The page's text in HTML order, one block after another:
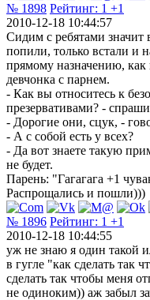
№ 1898 Рейтинг: 1 +1
2010-12-18 10:44:57
Сидим с ребятами значит
попили, только встали и
прямому назначению, как
девчонка с парнем.
- Как вы относитесь к
презервативами? -
- Дорогие они, сцук, -
- А с собой есть у всех?
- Да вот знаете такую
не будет.
Парень: "Гагагага +1
Распрощались и пошли)))
№ 1896 Рейтинг: 1 +1
2010-12-18 10:44:55
уж не знаю я один такой
в гугле "как сделать так
сделать так чтобы меня
не одиноким)) аж забыл